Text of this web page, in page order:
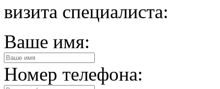
визита специалиста:
Ваше имя:
Номер телефона: